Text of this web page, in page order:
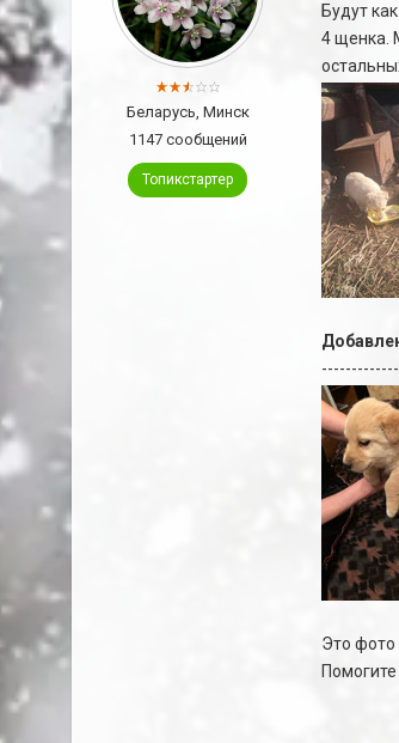
Беларусь, Минск
1147 сообщений
Топикстартер
Будут
4 щенка.
Это фото